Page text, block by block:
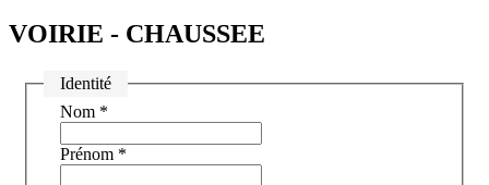
VOIRIE - CHAUSSEE
Identité
Nom *
Prénom *